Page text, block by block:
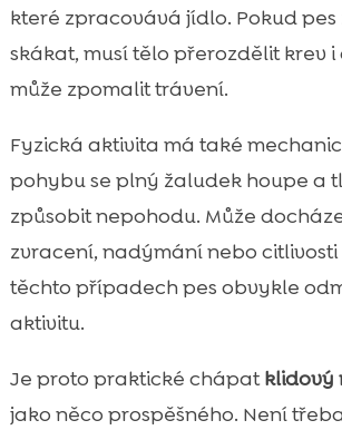
které zpracovává jídlo. Pokud
skákat, musí tělo přerozdělit krev i
může zpomalit trávení.
Fyzická aktivita má také
pohybu se plný žaludek houpe a
způsobit nepohodu. Může
zvracení, nadýmání nebo citlivosti
těchto případech pes obvykle
aktivitu.
Je proto praktické chápatklidový
jako něco prospěšného. Není